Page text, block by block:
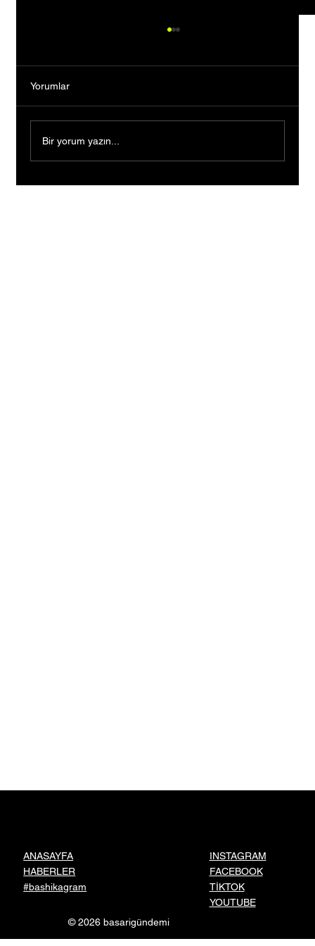
Yorumlar
Bir yorum yazın...
ANASAYFA
HABERLER
#bashikagram
INSTAGRAM
FACEBOOK
TİKTOK
YOUTUBE
© 2026 basarigündemi